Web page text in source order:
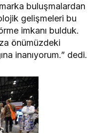
buluşmalardan
gelişmeleri bu
imkanı bulduk.
önümüzdeki
inanıyorum.” dedi.